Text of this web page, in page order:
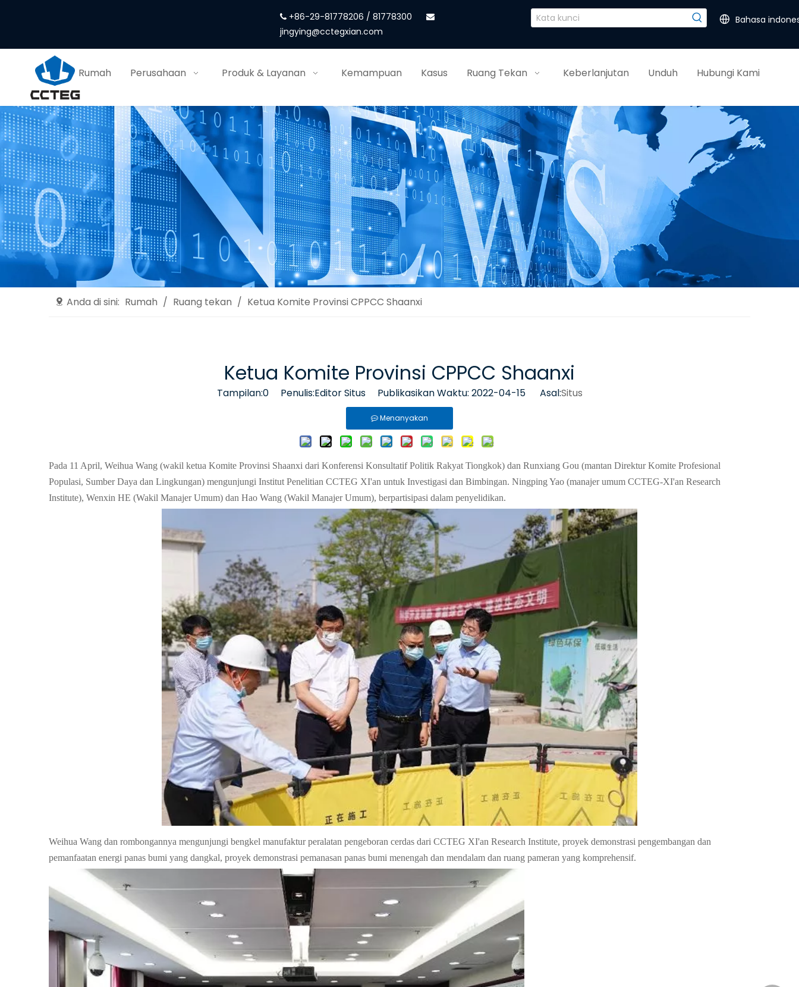
 +86-29-81778206 / 81778300
jingying@cctegxian.com
Bahasa
Rumah Perusahaan Produk & Layanan Kemampuan Kasus Ruang Tekan Keberlanjutan Unduh Hubungi Kami
Anda di sini: Rumah / Ruang tekan / Ketua Komite Provinsi CPPCC Shaanxi
Ketua Komite Provinsi CPPCC Shaanxi
Tampilan:0Penulis:Editor Situs Publikasikan Waktu: 2022-04-15 Asal:Situs
Menanyakan
Pada 11 April, Weihua Wang (wakil ketua Komite Provinsi Shaanxi dari Konferensi Konsultatif Politik Rakyat Tiongkok) dan Runxiang Gou (mantan Direktur Komite Profesional
Populasi, Sumber Daya dan Lingkungan) mengunjungi Institut Penelitian CCTEG XI'an untuk Investigasi dan Bimbingan. Ningping Yao (manajer umum CCTEG-XI'an Research
Institute), Wenxin HE (Wakil Manajer Umum) dan Hao Wang (Wakil Manajer Umum), berpartisipasi dalam penyelidikan.
Weihua Wang dan rombongannya mengunjungi bengkel manufaktur peralatan pengeboran cerdas dari CCTEG XI'an Research Institute, proyek demonstrasi pengembangan dan
pemanfaatan energi panas bumi yang dangkal, proyek demonstrasi pemanasan panas bumi menengah dan mendalam dan ruang pameran yang komprehensif.